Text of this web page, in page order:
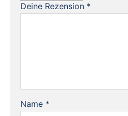
Deine Rezension *
Name *